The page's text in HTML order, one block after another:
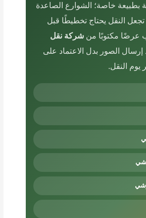
بطبيعة خاصة؛ الشوارع الصاعدة
تجعل النقل يحتاج تخطيطًا قبل
عرضًا مكتوبًا منشركة نقل
إرسال الصور بدل الاعتماد على
النقل.